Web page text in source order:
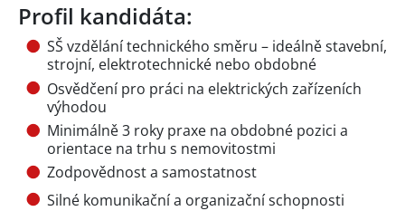
Profil kandidáta:
SŠ vzdělání technického směru – ideálně stavební,
strojní, elektrotechnické nebo obdobné
Osvědčení pro práci na elektrických zařízeních
výhodou
Minimálně 3 roky praxe na obdobné pozici a
orientace na trhu s nemovitostmi
Zodpovědnost a samostatnost
Silné komunikační a organizační schopnosti